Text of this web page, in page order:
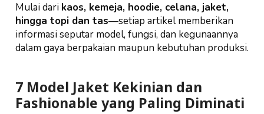
Mulai dari kaos, kemeja, hoodie, celana, jaket,
hingga topi dan tas—setiap artikel memberikan
informasi seputar model, fungsi, dan kegunaannya
dalam gaya berpakaian maupun kebutuhan produksi.
7 Model Jaket Kekinian dan
Fashionable yang Paling Diminati